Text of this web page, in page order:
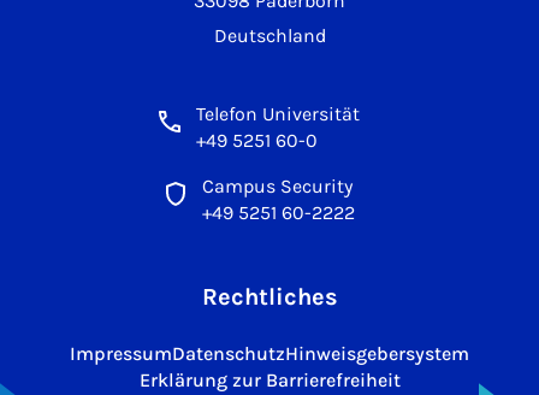
Deutschland
Telefon Universität
+49 5251 60-0
Campus Security
+49 5251 60-2222
Rechtliches
ImpressumDatenschutzHinweisgebersystem
Erklärung zur Barrierefreiheit